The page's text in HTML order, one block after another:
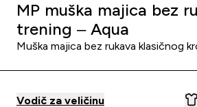
MP muška majica bez
trening – Aqua
Muška majica bez rukava klasičnog
Vodič za veličinu